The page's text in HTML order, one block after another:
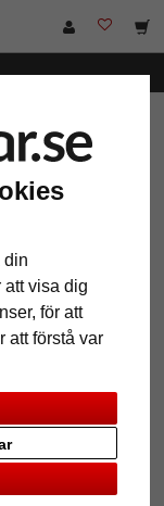
din
att visa dig
för att
att förstå var